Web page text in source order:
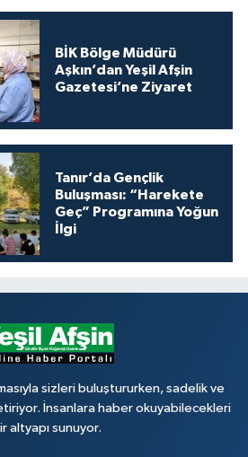
BİK Bölge Müdürü
Aşkın’dan Yeşil Afşin
Gazetesi’ne Ziyaret
Tanır’da Gençlik
Buluşması: “Harekete
Geç” Programına Yoğun
İlgi
sizleri buluştururken, sadelik ve
İnsanlara haber okuyabilecekleri
altyapı sunuyor.